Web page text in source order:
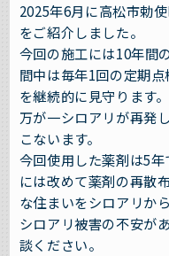
2025年6月に高松市勅
をご紹介しました。
今回の施工には10年間
間中は毎年1回の定期
を継続的に見守ります。
万が一シロアリが再発
こないます。
今回使用した薬剤は5
には改めて薬剤の再散
な住まいをシロアリか
シロアリ被害の不安が
談ください。